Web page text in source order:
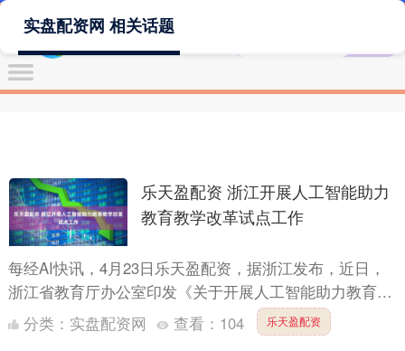
实盘配资网 相关话题
乐天盈配资 浙江开展人工智能助力
教育教学改革试点工作
每经AI快讯，4月23日乐天盈配资，据浙江发布，近日，
浙江省教育厅办公室印发《关于开展人工智能助力教育教
学改革试点的通知》，计划遴选基础扎实、特色鲜明的20
所高....
分类： 实盘配资网 查看： 104 乐天盈配资